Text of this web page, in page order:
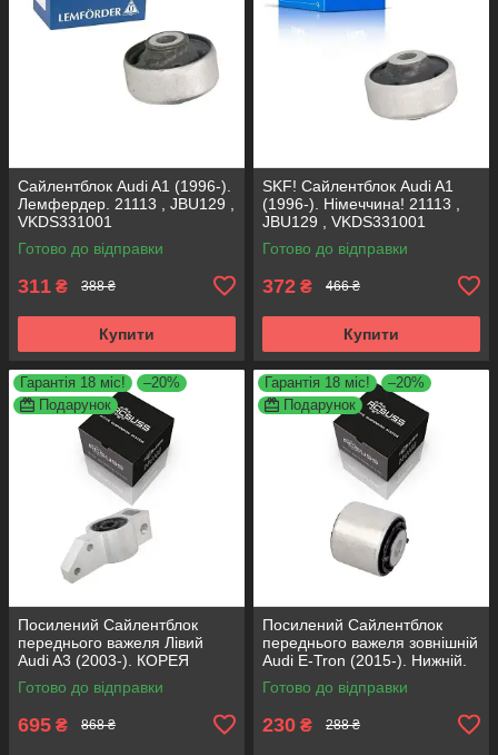
Сайлентблок Audi A1 (1996-).
Лемфердер. 21113 , JBU129 ,
VKDS331001
Готово до відправки
311 ₴ 388 ₴
Купити
SKF! Сайлентблок Audi A1
(1996-). Німеччина! 21113 ,
JBU129 , VKDS331001
Готово до відправки
372 ₴ 466 ₴
Купити
Гарантія 18 міс!
–20%
Подарунок
Посилений Сайлентблок
переднього важеля Лівий
Audi A3 (2003-). КОРЕЯ
Acsuss! 34762 , JBU691 ,
VKDS331004
Готово до відправки
695 ₴ 868 ₴
Гарантія 18 міс!
–20%
Подарунок
Посилений Сайлентблок
переднього важеля зовнішній
Audi E-Tron (2015-). Нижній.
КОРЕЯ Acsuss! FE175192 ,
VKDS331087
Готово до відправки
230 ₴ 288 ₴